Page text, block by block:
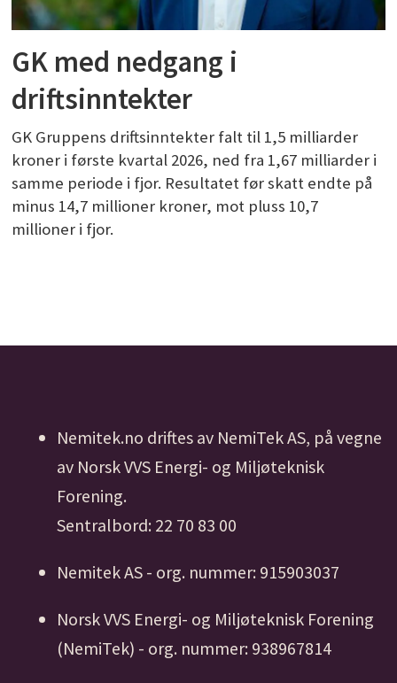
GK med nedgang i
driftsinntekter
GK Gruppens driftsinntekter falt til 1,5 milliarder
kroner i første kvartal 2026, ned fra 1,67 milliarder i
samme periode i fjor. Resultatet før skatt endte på
minus 14,7 millioner kroner, mot pluss 10,7
millioner i fjor.
Nemitek.no driftes av NemiTek AS, på vegne
av Norsk VVS Energi- og Miljøteknisk
Forening.
Sentralbord: 22 70 83 00
Nemitek AS - org. nummer: 915903037
Norsk VVS Energi- og Miljøteknisk Forening
(NemiTek) - org. nummer: 938967814